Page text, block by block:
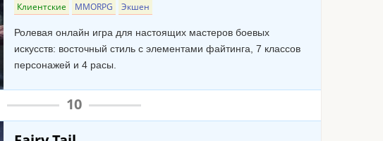
Клиентские MMORPG Экшен
Ролевая онлайн игра для настоящих мастеров боевых
искусств: восточный стиль с элементами файтинга, 7 классов
персонажей и 4 расы.
10